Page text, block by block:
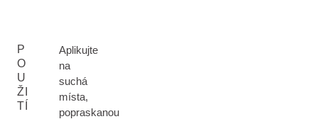
P
O
U
ŽI
TÍ
Aplikujte
na
suchá
místa,
popraskanou